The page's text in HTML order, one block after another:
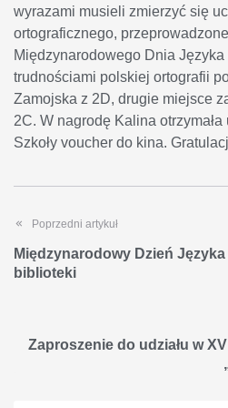
wyrazami musieli zmierzyć się
ortograficznego,
Międzynarodowego Dnia
trudnościami polskiej ortografii
Zamojska z 2D, drugie miejsce
2C. W nagrodę Kalina
Szkoły voucher do kina.
Poprzedni artykuł
Międzynarodowy Dzień
biblioteki
Zaproszenie do udziału w